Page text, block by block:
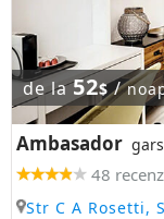
de la52$/
Ambasador
48
Str C A Rosetti,